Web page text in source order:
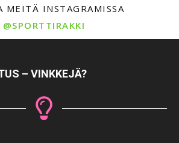
MEITÄ INSTAGRAMISSA
@SPORTTIRAKKI
– VINKKEJÄ?